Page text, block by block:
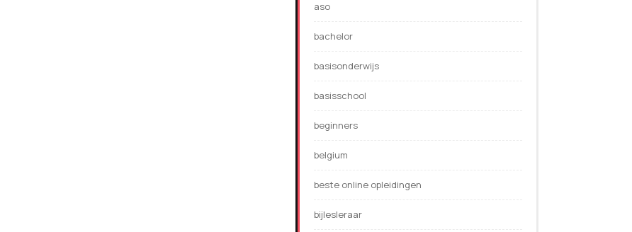
aso
bachelor
basisonderwijs
basisschool
beginners
belgium
beste online opleidingen
bijlesleraar